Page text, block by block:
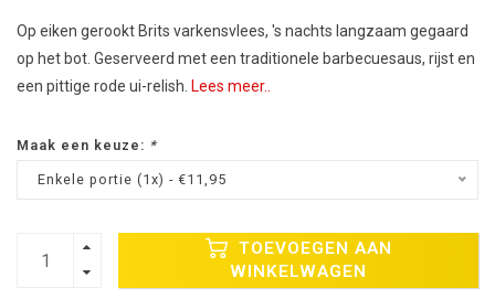
Op eiken gerookt Brits varkensvlees, 's nachts langzaam gegaard
op het bot. Geserveerd met een traditionele barbecuesaus, rijst en
een pittige rode ui-relish. Lees meer..
Maak een keuze: *
Enkele portie (1x) - €11,95
TOEVOEGEN AAN
WINKELWAGEN